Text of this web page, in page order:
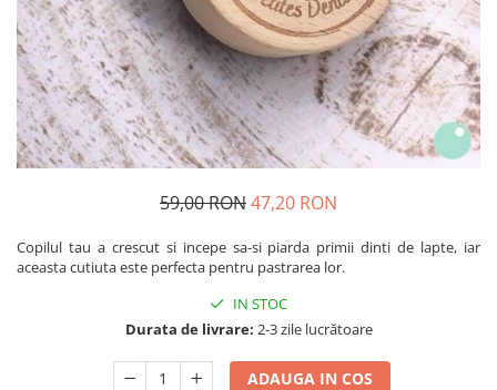
59,00 RON47,20 RON
Copilul tau a crescut si incepe sa-si piarda primii dinti de lapte, iar
aceasta cutiuta este perfecta pentru pastrarea lor.
IN STOC
Durata de livrare: 2-3 zile lucrătoare
ADAUGA IN COS